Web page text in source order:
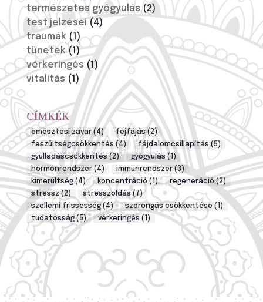
természetes gyógyulás (2)
test jelzései(4)
traumák (1)
tünetek(1)
vérkeringés (1)
vitalitás (1)
CÍMKÉK
emésztési zavar(4) fejfájás(2)
feszültségcsökkentés (4) fájdalomcsillapítás (5)
gyulladáscsökkentés(2) gyógyulás(1)
hormonrendszer(4) immunrendszer(3)
kimerültség(4) koncentráció (1) regeneráció(2)
stressz(2) stresszoldás (7)
szellemi frissesség(4) szorongás csökkentése (1)
tudatosság(5) vérkeringés (1)